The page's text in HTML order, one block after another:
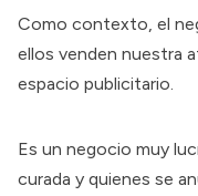
Como contexto, el
ellos venden nuestra
espacio publicitario.
Es un negocio muy
curada y quienes se